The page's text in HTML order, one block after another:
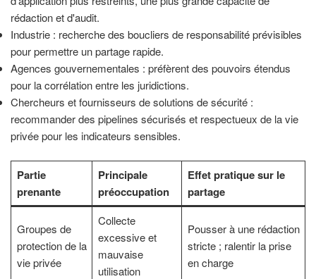
rédaction et d'audit.
Industrie : recherche des boucliers de responsabilité prévisibles
pour permettre un partage rapide.
Agences gouvernementales : préfèrent des pouvoirs étendus
pour la corrélation entre les juridictions.
Chercheurs et fournisseurs de solutions de sécurité :
recommander des pipelines sécurisés et respectueux de la vie
privée pour les indicateurs sensibles.
Partie
prenante
Principale
préoccupation
Effet pratique sur le
partage
Groupes de
protection de la
vie privée
Collecte
excessive et
mauvaise
utilisation
Pousser à une rédaction
stricte ; ralentir la prise
en charge